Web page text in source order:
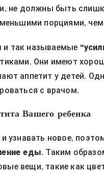
не должны быть
порциями,
и так называемые
Они имеют
аппетит у детей.
с врачом.
Вашего ребенка
узнавать новое,
еды. Таким
вещи, такие как